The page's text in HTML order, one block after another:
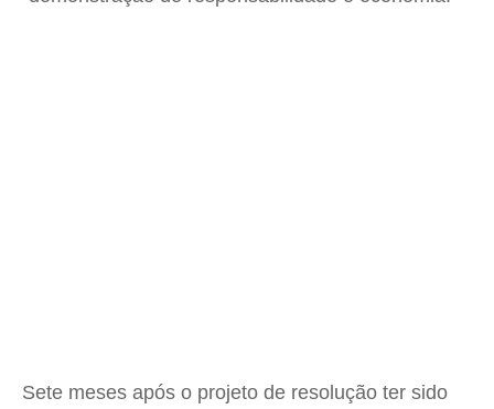
Sete meses após o projeto de resolução ter sido